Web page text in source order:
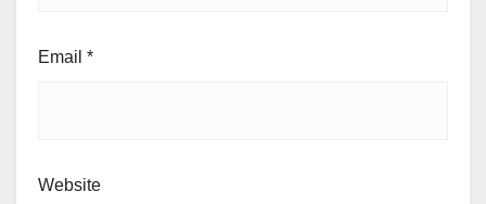
Email *
Website